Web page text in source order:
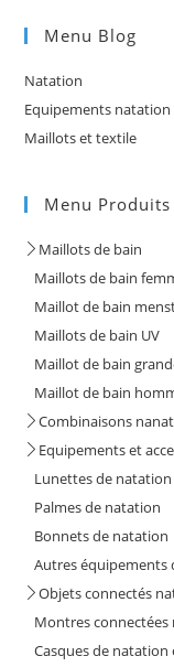
Menu Blog
Natation
Equipements natation
Maillots et textile
Menu Produits
Maillots de bain
Maillots de bain
Maillot de bain
Maillots de bain UV
Maillot de bain
Maillot de bain
Combinaisons
Equipements et
Lunettes de natation
Palmes de natation
Bonnets de natation
Autres équipements
Objets connectés
Montres connectées
Casques de natation